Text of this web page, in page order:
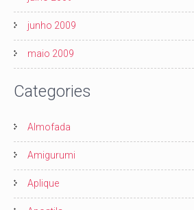
junho 2009
maio 2009
Categories
Almofada
Amigurumi
Aplique